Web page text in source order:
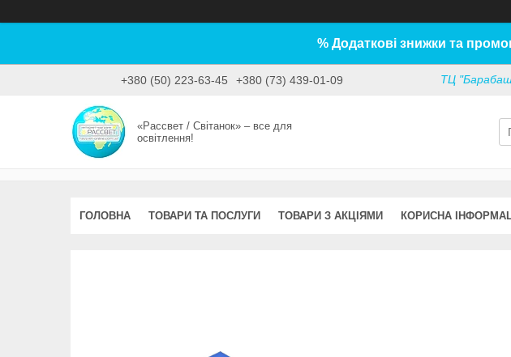
% Додаткові знижки та
+380 (50) 223-63-45 +380 (73) 439-01-09 ТЦ
«Рассвет / Світанок» – все для
освітлення!
ГОЛОВНА ТОВАРИ ТА ПОСЛУГИ ТОВАРИ З АКЦІЯМИ КОРИСНА